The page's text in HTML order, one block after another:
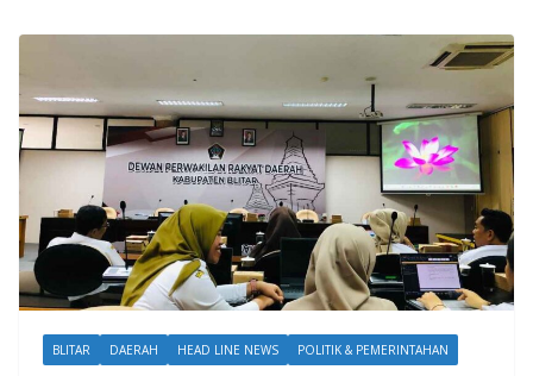
BLITAR DAERAH HEAD LINE NEWS POLITIK & PEMERINTAHAN